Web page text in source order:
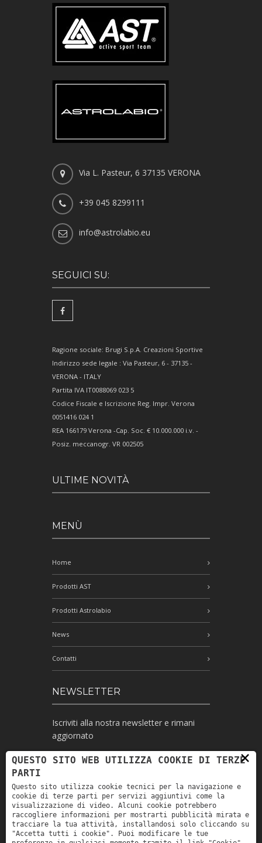
Via L. Pasteur, 6 37135 VERONA
+39 045 8299111
info@astrolabio.eu
SEGUICI SU:
Ragione sociale: Brugi S.p.A. Creazioni Sportive
Indirizzo sede legale : Via Pasteur, 6 - 37135 -
VERONA - ITALY
Partita IVA IT0088069 023 5
Codice Fiscale e Iscrizione Reg. Impr. Verona
0051416 024 1
REA 166179 Verona -Cap. Soc. € 10.000.000 i.v. -
Posiz. meccanogr. VR 002505
ULTIME NOVITÀ
MENÙ
Home
Prodotti AST
Prodotti Astrolabio
News
Contatti
NEWSLETTER
Iscriviti alla nostra newsletter e rimani
aggiornato
Ho letto l'informativa e autorizzo il
trattamento dei miei dati personali per le
finalità ivi indicate *
×
QUESTO SITO WEB UTILIZZA COOKIE DI TERZE
PARTI
Questo sito utilizza cookie tecnici per la navigazione e
cookie di terze parti per servizi aggiuntivi come la
visualizzazione di video. Alcuni cookie potrebbero
raccogliere informazioni per mostrarti pubblicità mirata e
tracciare la tua attività, installandosi solo cliccando su
"Accetta tutti i cookie". Puoi modificare le tue